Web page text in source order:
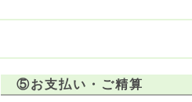
⑤お支払い・ご精算